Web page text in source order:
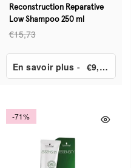
Reconstruction Reparative
Low Shampoo 250 ml
€15,73
En savoir plus - €9,75
-71%